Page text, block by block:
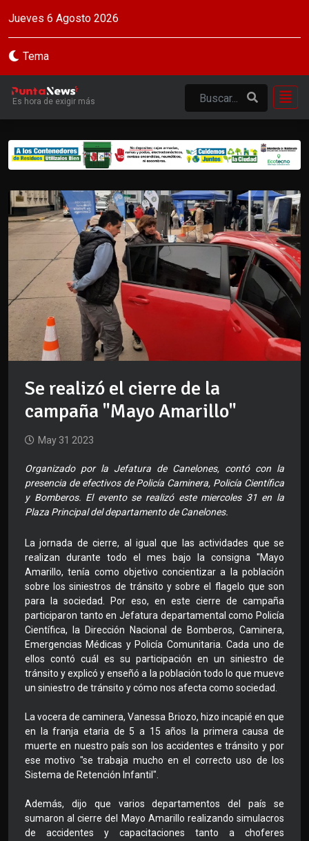
Jueves 6 Agosto 2026
Tema
Es hora de exigir más
Se realizó el cierre de la
campaña "Mayo Amarillo"
May 31 2023
Organizado por la Jefatura de Canelones, contó con la
presencia de efectivos de Policía Caminera, Policía Científica
y Bomberos. El evento se realizó este miercoles 31 en la
Plaza Principal del departamento de Canelones.
La jornada de cierre, al igual que las actividades que se
realizan durante todo el mes bajo la consigna "Mayo
Amarillo, tenía como objetivo concientizar a la población
sobre los siniestros de tránsito y sobre el flagelo que son
para la sociedad. Por eso, en este cierre de campaña
participaron tanto en Jefatura departamental como Policía
Científica, la Dirección Nacional de Bomberos, Caminera,
Emergencias Médicas y Policía Comunitaria. Cada uno de
ellos contó cuál es su participación en un siniestro de
tránsito y explicó y enseñó a la población todo lo que mueve
un siniestro de tránsito y cómo nos afecta como sociedad.
La vocera de caminera, Vanessa Briozo, hizo incapié en que
en la franja etaria de 5 a 15 años la primera causa de
muerte en nuestro país son los accidentes e tránsito y por
ese motivo "se trabaja mucho en el correcto uso de los
Sistema de Retención Infantil".
Además, dijo que varios departamentos del país se
sumaron al cierre del Mayo Amarillo realizando simulacros
de accidentes y capacitaciones tanto a choferes